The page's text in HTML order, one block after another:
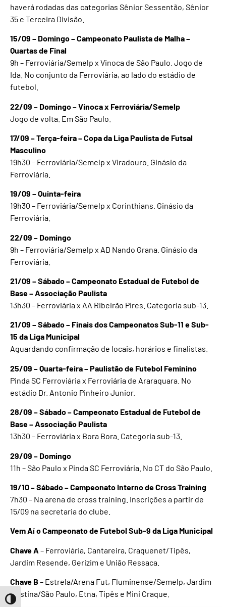
Toggle High Contrast
haverá rodadas das categorias Sênior Sessentão, Sênior
35 e Terceira Divisão.
15/09 – Domingo – Campeonato Paulista de Malha –
Quartas de Final
9h – Ferroviária/Semelp x Vinoca de São Paulo. Jogo de
Ida. No conjunto da Ferroviária, ao lado do estádio de
futebol.
22/09 – Domingo – Vinoca x Ferroviária/Semelp
Jogo de volta. Em São Paulo.
17/09 – Terça-feira – Copa da Liga Paulista de Futsal
Masculino
19h30 – Ferroviária/Semelp x Viradouro. Ginásio da
Ferroviária.
19/09 – Quinta-feira
19h30 – Ferroviária/Semelp x Corinthians. Ginásio da
Ferroviária.
22/09 – Domingo
9h – Ferroviária/Semelp x AD Nando Grana. Ginásio da
Ferroviária.
21/09 – Sábado – Campeonato Estadual de Futebol de
Base – Associação Paulista
13h30 – Ferroviária x AA Ribeirão Pires. Categoria sub-13.
21/09 – Sábado – Finais dos Campeonatos Sub-11 e Sub-
15 da Liga Municipal
Aguardando confirmação de locais, horários e finalistas.
25/09 – Quarta-feira – Paulistão de Futebol Feminino
Pinda SC Ferroviária x Ferroviária de Araraquara. No
estádio Dr. Antonio Pinheiro Junior.
28/09 – Sábado – Campeonato Estadual de Futebol de
Base – Associação Paulista
13h30 – Ferroviária x Bora Bora. Categoria sub-13.
29/09 – Domingo
11h – São Paulo x Pinda SC Ferroviária. No CT do São Paulo.
19/10 – Sábado – Campeonato Interno de Cross Training
7h30 – Na arena de cross training. Inscrições a partir de
15/09 na secretaria do clube.
Vem Aí o Campeonato de Futebol Sub-9 da Liga Municipal
Chave A – Ferroviária, Cantareira, Craquenet/Tipês,
Jardim Resende, Gerizim e União Ressaca.
Chave B – Estrela/Arena Fut, Fluminense/Semelp, Jardim
Cristina/São Paulo, Etna, Tipês e Mini Craque.